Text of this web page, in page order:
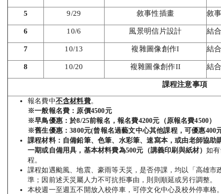
5 9/29 敘事性插畫 敘
6 10/6 風景明信片設計 結
7 10/13 複雜圖像創作I 結
8 10/20 複雜圖像創作II 結
課程注意事項
報名費中不含材料費。
※一般報名費：原價4500元
※早鳥優惠：於8/25前報名，報名費4200元 （原報名費4500）
※舊生優惠：3800元(曾報名過藝文中心其他課程，可優惠400
課程材料：自備鉛筆、色筆、水彩筆、速寫本，或由老師協助
一期或自備用具，基本材料費為500元（講義印刷與紙材）如
程。
課程如遇颱風、地震、豪雨等天災，是否停課，均以「高雄
準；因前述天災屬人力不可抗拒事由，則則順延或另行調整。
本校週一至週五不開放入校停車，可停文化中心及校外停車格